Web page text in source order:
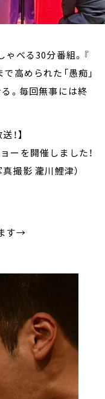
べる30分番組。『
高められた「愚痴」
。毎回無事には終
！】
ーを開催しました！
撮影 瀧川鯉津）
す→